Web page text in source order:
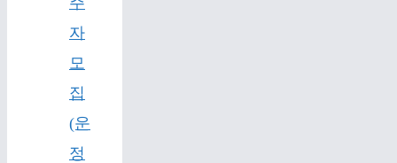
자
모
집
(운
정